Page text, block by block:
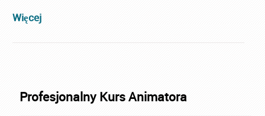
Więcej
Profesjonalny Kurs Animatora